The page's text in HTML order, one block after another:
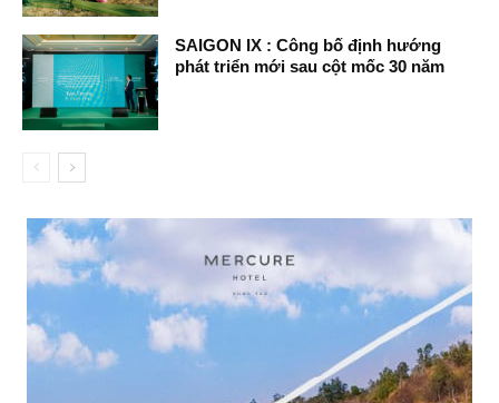
SAIGON IX : Công bố định hướng
phát triển mới sau cột mốc 30 năm